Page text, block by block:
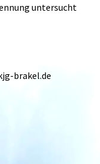
untersucht
brakel.de